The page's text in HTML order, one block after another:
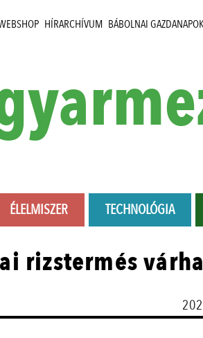
HÍRARCHÍVUM BÁBOLNAI
ÉLELMISZER TECHNOLÓGIA
rizstermés